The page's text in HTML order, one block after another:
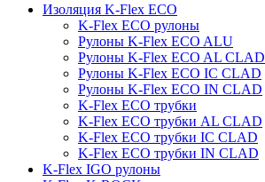
Изоляция K-Flex ECO
K-Flex ECO рулоны
Рулоны K-Flex ECO ALU
Рулоны K-Flex ECO AL CLAD
Рулоны K-Flex ECO IC CLAD
Рулоны K-Flex ECO IN CLAD
K-Flex ECO трубки
K-Flex ECO трубки AL CLAD
K-Flex ECO трубки IC CLAD
K-Flex ECO трубки IN CLAD
K-Flex IGO рулоны